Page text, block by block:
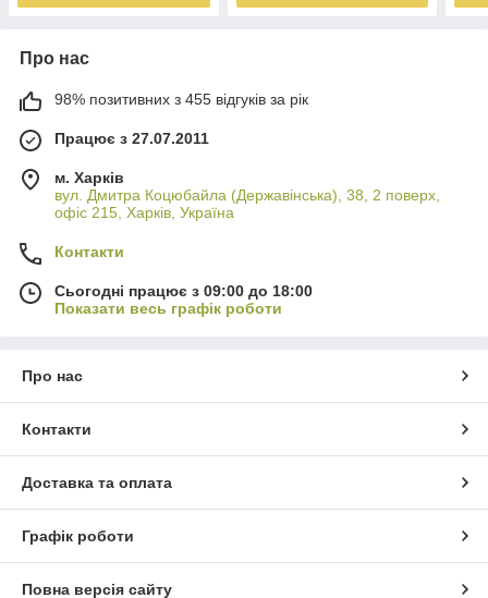
Про нас
98% позитивних з 455 відгуків за рік
Працює з 27.07.2011
м. Харків
вул. Дмитра Коцюбайла (Державінська), 38, 2 поверх,
офіс 215, Харків, Україна
Контакти
Сьогодні працює з 09:00 до 18:00
Показати весь графік роботи
Про нас
Контакти
Доставка та оплата
Графік роботи
Повна версія сайту